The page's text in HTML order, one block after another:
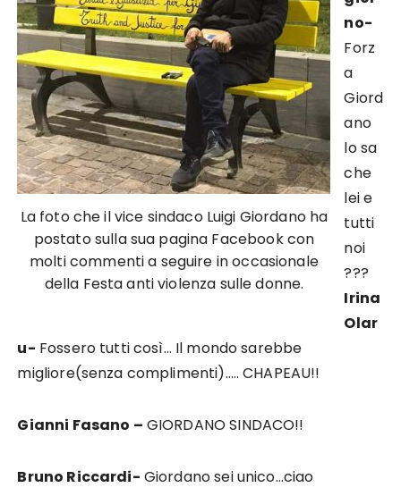
La foto che il vice sindaco Luigi Giordano ha
postato sulla sua pagina Facebook con
molti commenti a seguire in occasionale
della Festa anti violenza sulle donne.
no-
Forz
a
Giord
ano
lo sa
che
lei e
tutti
noi
???
Irina
Olar
u- Fossero tutti così… Il mondo sarebbe
migliore(senza complimenti)….. CHAPEAU!!
Gianni Fasano – GIORDANO SINDACO!!
Bruno Riccardi- Giordano sei unico…ciao